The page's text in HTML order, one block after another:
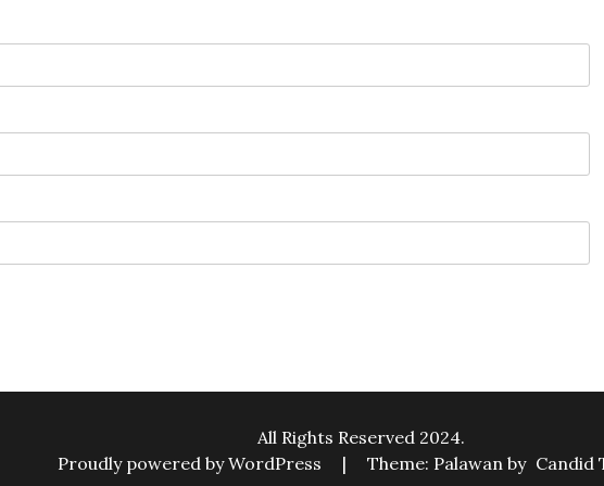
All Rights Reserved 2024.
Proudly powered by WordPress
| Theme: Palawan by Candid